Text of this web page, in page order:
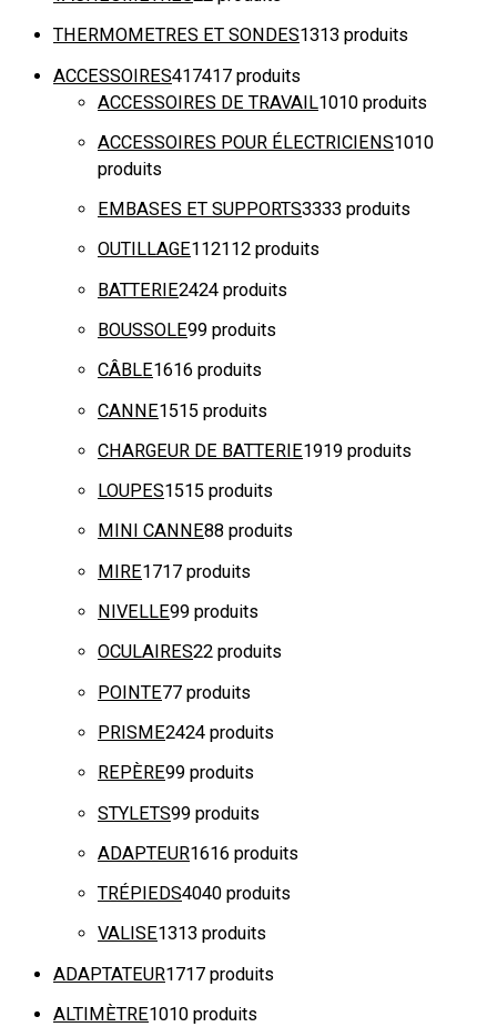
THERMOMETRES ET SONDES1313 produits
ACCESSOIRES417417 produits
ACCESSOIRES DE TRAVAIL1010 produits
ACCESSOIRES POUR ÉLECTRICIENS1010
produits
EMBASES ET SUPPORTS3333 produits
OUTILLAGE112112 produits
BATTERIE2424 produits
BOUSSOLE99 produits
CÂBLE1616 produits
CANNE1515 produits
CHARGEUR DE BATTERIE1919 produits
LOUPES1515 produits
MINI CANNE88 produits
MIRE1717 produits
NIVELLE99 produits
OCULAIRES22 produits
POINTE77 produits
PRISME2424 produits
REPÈRE99 produits
STYLETS99 produits
ADAPTEUR1616 produits
TRÉPIEDS4040 produits
VALISE1313 produits
ADAPTATEUR1717 produits
ALTIMÈTRE1010 produits